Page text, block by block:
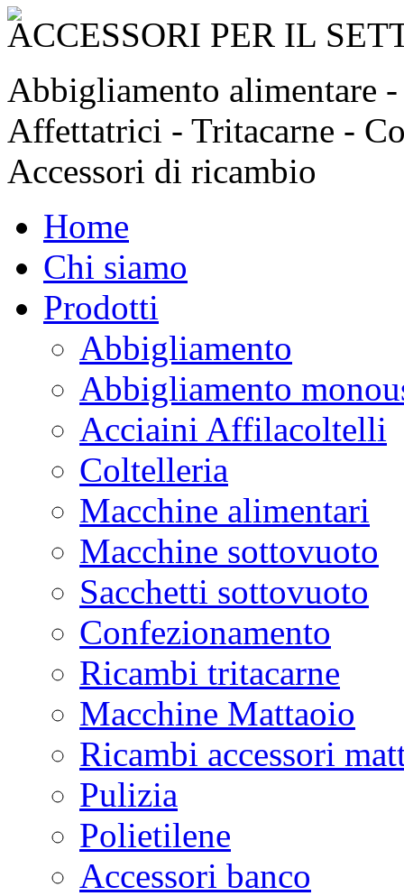
ACCESSORI PER IL
Abbigliamento alimentare
Affettatrici - Tritacarne -
Accessori di ricambio
Home
Chi siamo
Prodotti
Abbigliamento
Abbigliamento
Acciaini Affilacoltelli
Coltelleria
Macchine alimentari
Macchine sottovuoto
Sacchetti sottovuoto
Confezionamento
Ricambi tritacarne
Macchine Mattaoio
Ricambi accessori
Pulizia
Polietilene
Accessori banco